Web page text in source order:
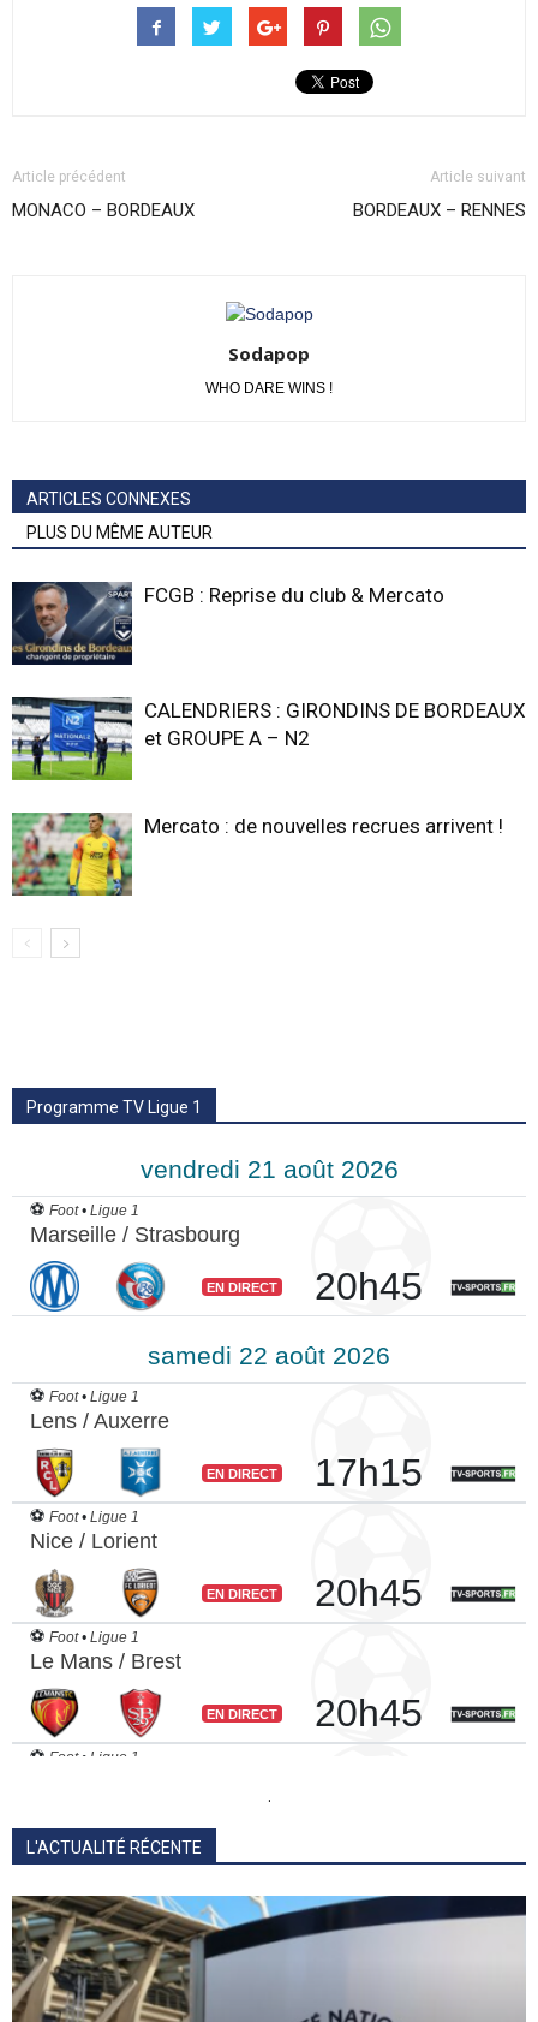
Article précédent
MONACO – BORDEAUX
Article suivant
BORDEAUX – RENNES
Sodapop
WHO DARE WINS !
ARTICLES CONNEXES
PLUS DU MÊME AUTEUR
FCGB : Reprise du club & Mercato
CALENDRIERS : GIRONDINS DE BORDEAUX
et GROUPE A – N2
Mercato : de nouvelles recrues arrivent !
Programme TV Ligue 1
.
L'ACTUALITÉ RÉCENTE